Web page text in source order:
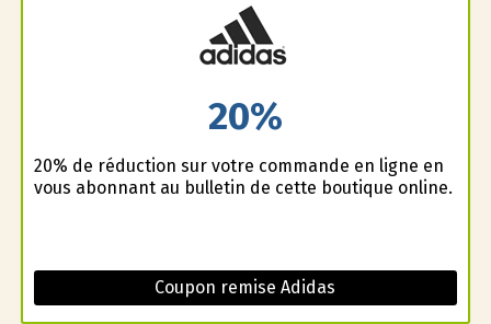
20%
20% de réduction sur votre commande en ligne en
vous abonnant au bulletin de cette boutique online.
Coupon remise Adidas